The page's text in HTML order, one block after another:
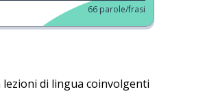
lezioni di lingua coinvolgenti
66 parole/frasi